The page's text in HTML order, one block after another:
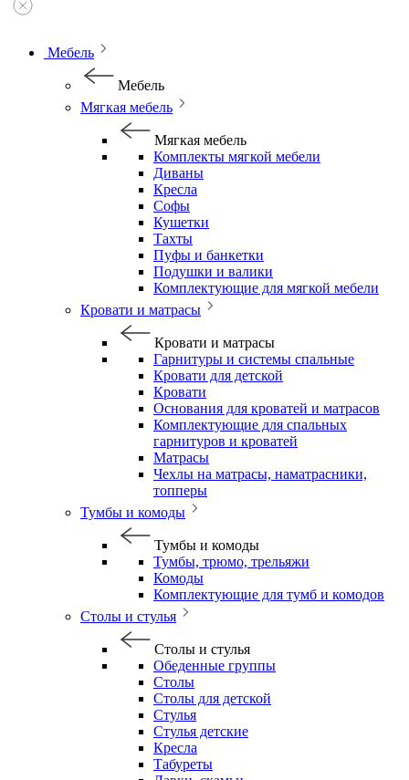
Мебель
Мебель
Мягкая мебель
Мягкая мебель
Комплекты мягкой мебели
Диваны
Кресла
Софы
Кушетки
Тахты
Пуфы и банкетки
Подушки и валики
Комплектующие для мягкой мебели
Кровати и матрасы
Кровати и матрасы
Гарнитуры и системы спальные
Кровати для детской
Кровати
Основания для кроватей и матрасов
Комплектующие для спальных
гарнитуров и кроватей
Матрасы
Чехлы на матрасы, наматрасники,
топперы
Тумбы и комоды
Тумбы и комоды
Тумбы, трюмо, трельяжи
Комоды
Комплектующие для тумб и комодов
Столы и стулья
Столы и стулья
Обеденные группы
Столы
Столы для детской
Стулья
Стулья детские
Кресла
Табуреты